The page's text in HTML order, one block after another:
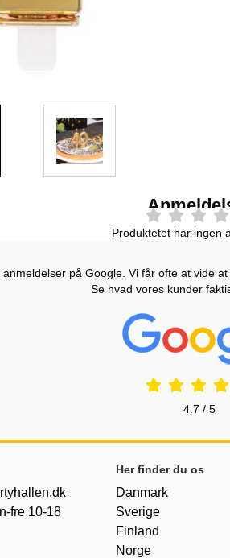
Produktetet har ingen
på Google. Vi får ofte at vide
Se hvad vores kunder
4.7 / 5
fre 10-18
Her finder du os
Danmark
Sverige
Finland
Norge